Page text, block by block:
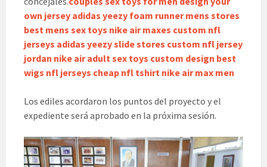
own jersey adidas yeezy foam runner mens stores
best mens sex toys nike air maxes custom nfl
jerseys adidas yeezy slide stores custom nfl jersey
jordan nike air adult sex toys custom design best
wigs nfl jerseys cheap nfl tshirt nike air max men
Los ediles acordaron los puntos del proyecto y el
expediente será aprobado en la próxima sesión.